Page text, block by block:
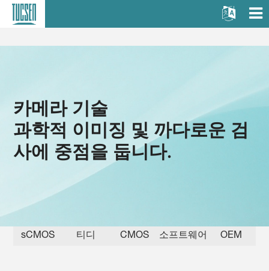
카메라 기술
과학적 이미징 및 까다로운 검
사에 중점을 둡니다.
sCMOS 티디 CMOS 소프트웨어 OEM